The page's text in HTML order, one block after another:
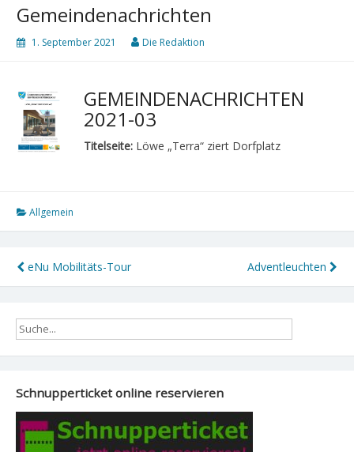
Gemeindenachrichten
1. September 2021 Die Redaktion
GEMEINDENACHRICHTEN
2021-03
Titelseite:Löwe „Terra“ ziert Dorfplatz
Allgemein
Beitragsnavigation
eNu Mobilitäts-Tour Adventleuchten
Schnupperticket online reservieren